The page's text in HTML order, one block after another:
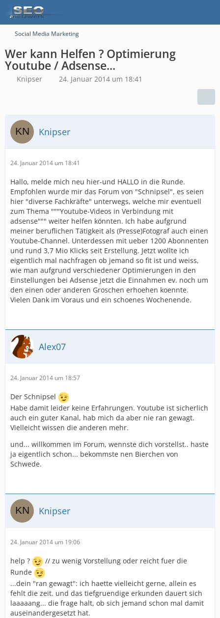
Social Media Marketing
Wer kann Helfen ? Optimierung
Youtube / Adsense...
Knipser 24. Januar 2014 um 18:41
Knipser
24. Januar 2014 um 18:41
Hallo, melde mich neu hier-und HALLO in die Runde.
Empfohlen wurde mir das Forum von "Schnipsel", es seien
hier "diverse Fachkräfte" unterwegs, welche mir eventuell
zum Thema """Youtube-Videos in Verbindung mit
adsense""" weiter helfen könnten. Ich habe aufgrund
meiner beruflichen Tätigkeit als (Presse)Fotograf auch einen
Youtube-Channel. Unterdessen mit ueber 1200 Abonnenten
und rund 3,7 Mio Klicks seit Erstellung. Jetzt wollte ich
eigentlich mal nachfragen ob jemand so fit ist und weiss,
wie man aufgrund verschiedener Optimierungen in den
Einstellungen bei Adsense jetzt die Einnahmen ev. noch um
den einen oder anderen Groschen erhoehen koennte.
Vielen Dank im Voraus und ein schoenes Wochenende.
Alex07
24. Januar 2014 um 18:57
Der Schnipsel
Habe damit leider keine Erfahrungen. Youtube ist sicherlich
auch ein guter Kanal, hab mich da aber nie ran gewagt.
Vielleicht wissen die anderen mehr.
und... willkommen im Forum, wennste dich vorstellst.. haste
ja eigentlich schon... bekommste nen Bierchen von
Schwede.
Knipser
24. Januar 2014 um 19:06
help ?
// zu wenig Vorstellung oder reicht fuer die
Runde
...dein "ran gewagt": ich haette vielleicht gerne, allein es
fehlt die zeit. und das tiefgruendige erkunden dauert sich
laaaaang... die frage halt, ob sich jemand schon mal damit
auseinandergesetzt hat.